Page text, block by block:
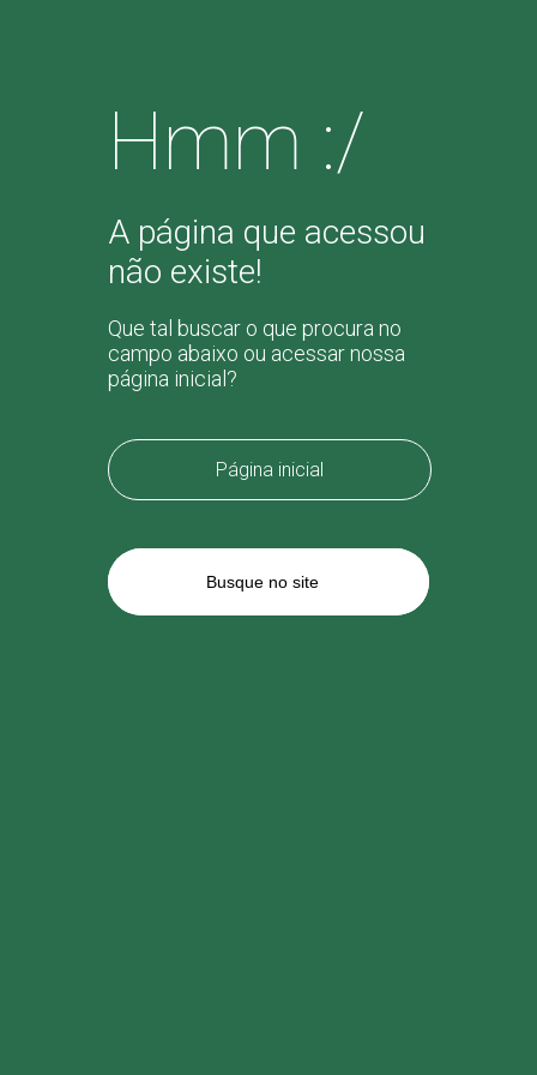
Hmm :/
A página que acessou
não existe!
Que tal buscar o que procura no
campo abaixo ou acessar nossa
página inicial?
Página inicial